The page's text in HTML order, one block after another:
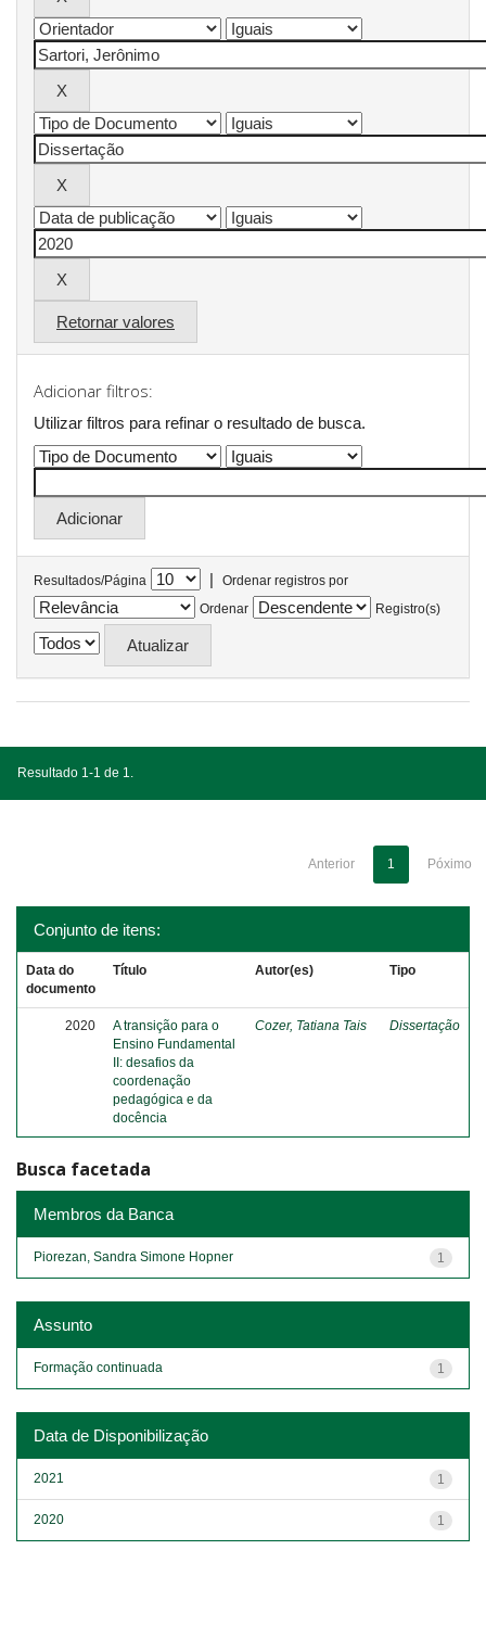
Retornar valores
Adicionar filtros:
Utilizar filtros para refinar o resultado de busca.
Resultados/Página |
Ordenar registros por
Ordenar
Registro(s)
Resultado 1-1 de 1.
Anterior 1 Póximo
Conjunto de itens:
Data do
documento
Título Autor(es) Tipo
2020
A transição para o
Ensino Fundamental
II: desafios da
coordenação
pedagógica e da
docência
Cozer, Tatiana Tais Dissertação
Busca facetada
Membros da Banca
1
Piorezan, Sandra Simone Hopner
Assunto
1
Formação continuada
Data de Disponibilização
1
2021
1
2020